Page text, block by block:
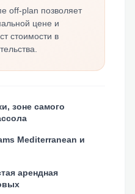
off-plan позволяет
цене и
стоимости в
зоне самого
Mediterranean и
арендная